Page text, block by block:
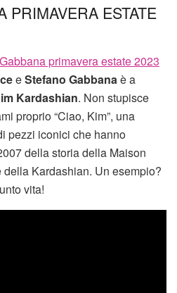
PRIMAVERA ESTATE
primavera estate 2023
eStefano Gabbana è a
Kardashian. Non stupisce
proprio “Ciao, Kim”, una
pezzi iconici che hanno
della storia della Maison
Kardashian. Un esempio?
vita!